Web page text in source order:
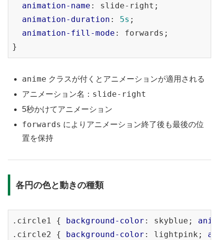
animation-name : slide-right;
animation-duration : 5s ;
animation-fill-mode : forwards;
anime クラスが付くとアニメーションが適用される
アニメーション名： slide-right
5秒かけてアニメーション
forwards によりアニメーション終了後も最後の位
置を保持
各円の色と動きの種類
.circle1 { background-color : skyblue;
.circle2 { background-color : lightpink;